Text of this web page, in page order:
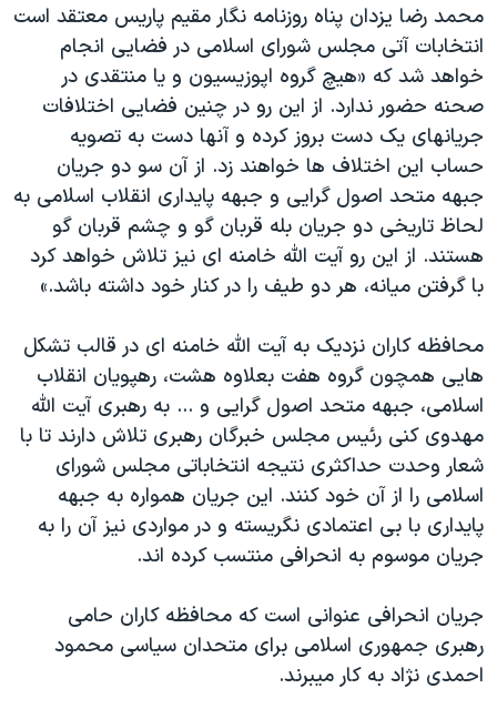
نرگس محمدی برنده جایزه نوبل صلح
همایش محافظه‌کاران آمریکا «سی‌پک»
صفحه‌های ویژه
سفر پرزیدنت ترامپ به چین
محمد رضا یزدان پناه روزنامه نگار مقیم پاریس معتقد است
انتخابات آتی مجلس شورای اسلامی در فضایی انجام
خواهد شد که «هیچ گروه اپوزیسیون و یا منتقدی در
صحنه حضور ندارد. از این رو در چنین فضایی اختلافات
جریانهای یک دست بروز کرده و آنها دست به تصویه
حساب این اختلاف ها خواهند زد. از آن سو دو جریان
جبهه متحد اصول گرایی و جبهه پایداری انقلاب اسلامی به
لحاظ تاریخی دو جریان بله قربان گو و چشم قربان گو
هستند. از این رو آیت الله خامنه ای نیز تلاش خواهد کرد
با گرفتن میانه، هر دو طیف را در کنار خود داشته باشد.»
محافظه کاران نزدیک به آیت الله خامنه ای در قالب تشکل
هایی همچون گروه هفت بعلاوه هشت، رهپویان انقلاب
اسلامی، جبهه متحد اصول گرایی و ... به رهبری آیت الله
مهدوی کنی رئیس مجلس خبرگان رهبری تلاش دارند تا با
شعار وحدت حداکثری نتیجه انتخاباتی مجلس شورای
اسلامی را از آن خود کنند. این جریان همواره به جبهه
پایداری با بی اعتمادی نگریسته و در مواردی نیز آن را به
جریان موسوم به انحرافی منتسب کرده اند.
جریان انحرافی عنوانی است که محافظه کاران حامی
رهبری جمهوری اسلامی برای متحدان سیاسی محمود
احمدی نژاد به کار میبرند.